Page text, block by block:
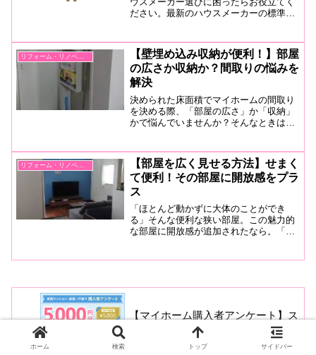
ださい。最新のハウスメーカーの標準装
較しつつ検討しましょう。
【壁埋め込み収納が便利！】部屋
の広さか収納か？間取りの悩みを
解決
決められた床面積でマイホームの間取り
を決める際、「部屋の広さ」か「収納」
かで悩んでいませんか？そんなときは便
り。間取りの悩みも解決します。
リフォーム・リノベーション
【部屋を広く見せる方法】せまく
て便利！その部屋に開放感をプラ
ス
「ほとんど動かずに大体のことができ
る」そんな便利な狭い部屋。この魅力的
な部屋に開放感が追加されたなら。「収
【マイホーム購入者アンケート】ス
ーモに答えるだけで報酬GETした
ホーム 検索 トップ サイドバー